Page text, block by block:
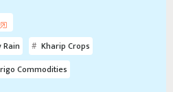
Rain
Kharip Crops
Commodities